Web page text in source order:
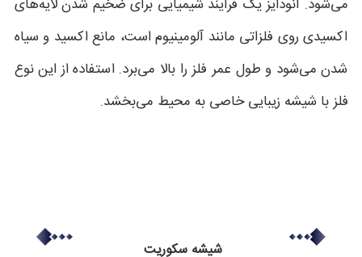
می‌شود. آنودایز یک فرایند شیمیایی برای ضخیم شدن لایه‌های
اکسیدی روی فلزاتی مانند آلومینیوم است، مانع اکسید و سیاه
شدن می‌شود و طول عمر فلز را بالا می‌برد. استفاده از این نوع
فلز با شیشه زیبایی خاصی به محیط می‌بخشد.
شیشه سکوریت